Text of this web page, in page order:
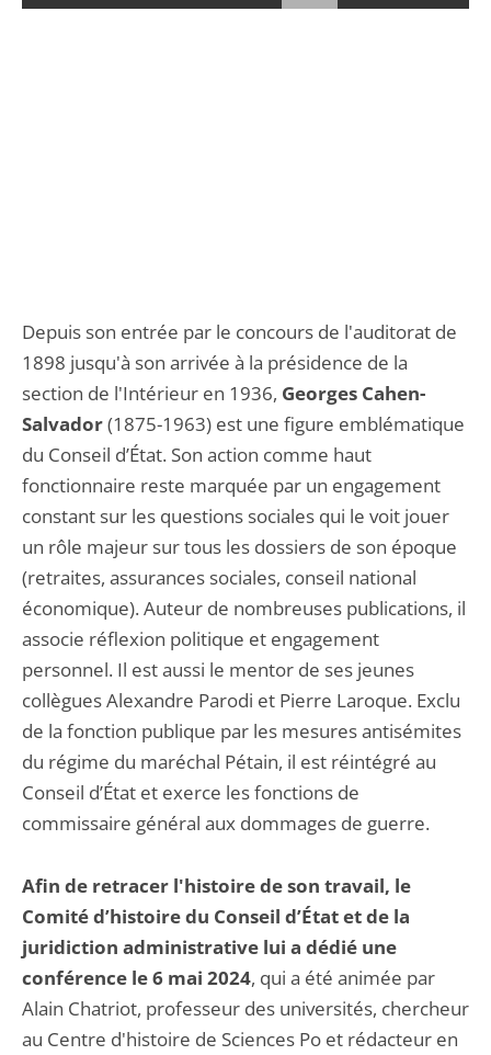
Depuis son entrée par le concours de l'auditorat de
1898 jusqu'à son arrivée à la présidence de la
section de l'Intérieur en 1936, Georges Cahen-
Salvador(1875-1963) est une figure emblématique
du Conseil d’État. Son action comme haut
fonctionnaire reste marquée par un engagement
constant sur les questions sociales qui le voit jouer
un rôle majeur sur tous les dossiers de son époque
(retraites, assurances sociales, conseil national
économique). Auteur de nombreuses publications, il
associe réflexion politique et engagement
personnel. Il est aussi le mentor de ses jeunes
collègues Alexandre Parodi et Pierre Laroque. Exclu
de la fonction publique par les mesures antisémites
du régime du maréchal Pétain, il est réintégré au
Conseil d’État et exerce les fonctions de
commissaire général aux dommages de guerre.
Afin de retracer l'histoire de son travail, le
Comité d’histoire du Conseil d’État et de la
juridiction administrative lui a dédié une
conférence le 6 mai 2024, qui a été animée par
Alain Chatriot, professeur des universités, chercheur
au Centre d'histoire de Sciences Po et rédacteur en